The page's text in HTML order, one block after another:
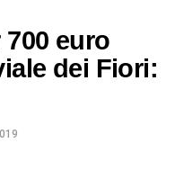
euro
dei Fiori: